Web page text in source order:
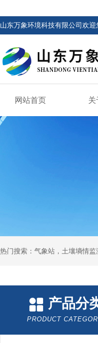
山东万象环境科技有限公司欢迎
网站首页 关
热门搜索：气象站，土壤墒情
产品分
PRODUCT